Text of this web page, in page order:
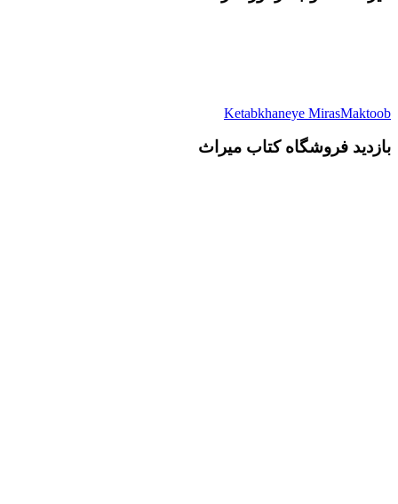
Ketabkhaneye MirasMaktoob
بازدید فروشگاه کتاب میراث